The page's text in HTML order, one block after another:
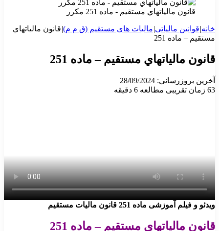
قانون مالياتهاي مستقيم - ماده 251 مکرر
خانه|قوانین مالیاتی|مالیات های مستقیم (ق م م)|قانون مالياتهاي
مستقيم – ماده 251
قانون مالياتهاي مستقيم – ماده 251
آخرین بروزرسانی: 28/09/2024
63 زمان تقریبی مطالعه 6 دقیقه
ویدئو و فیلم آموزشی ماده 251 قانون مالیات مستقیم
قانون مالياتهاي مستقيم – ماده 251